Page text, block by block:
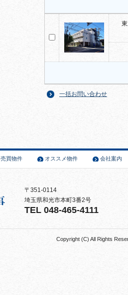
一括お問い合わせ
売買物件 オススメ物件 会社案内
〒351-0114
埼玉県和光市本町3番2号
TEL 048-465-4111
Copyright (C) All Rights